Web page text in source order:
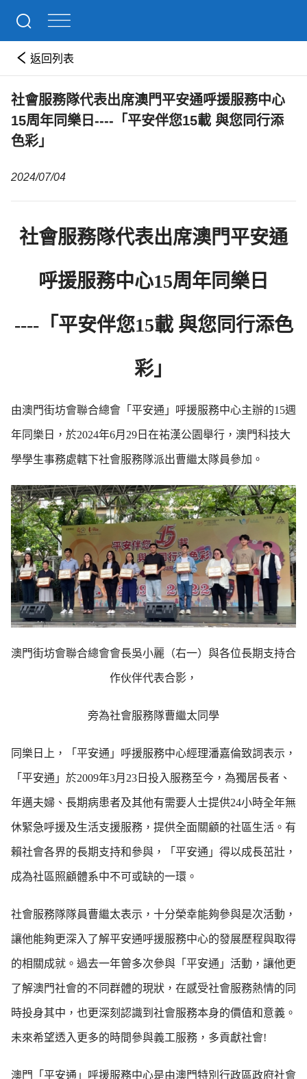
返回列表
社會服務隊代表出席澳門平安通呼援服務中心
15周年同樂日----「平安伴您15載 與您同行添
色彩」
2024/07/04
社會服務隊代表出席澳門平安通
呼援服務中心15周年同樂日
----「平安伴您15載 與您同行添色
彩」
由澳門街坊會聯合總會「平安通」呼援服務中心主辦的15週
年同樂日，於2024年6月29日在祐漢公園舉行，澳門科技大
學學生事務處轄下社會服務隊派出曹繼太隊員參加。
澳門街坊會聯合總會會長吳小麗（右一）與各位長期支持合
作伙伴代表合影，
旁為社會服務隊曹繼太同學
同樂日上，「平安通」呼援服務中心經理潘嘉倫致詞表示，
「平安通」於2009年3月23日投入服務至今，為獨居長者、
年邁夫婦、長期病患者及其他有需要人士提供24小時全年無
休緊急呼援及生活支援服務，提供全面關顧的社區生活。有
賴社會各界的長期支持和參與，「平安通」得以成長茁壯，
成為社區照顧體系中不可或缺的一環。
社會服務隊隊員曹繼太表示，十分榮幸能夠參與是次活動，
讓他能夠更深入了解平安通呼援服務中心的發展歷程與取得
的相關成就。過去一年曾多次參與「平安通」活動，讓他更
了解澳門社會的不同群體的現狀，在感受社會服務熱情的同
時投身其中，也更深刻認識到社會服務本身的價值和意義。
未來希望透入更多的時間參與義工服務，多貢獻社會!
澳門「平安通」呼援服務中心是由澳門特別行政區政府社會